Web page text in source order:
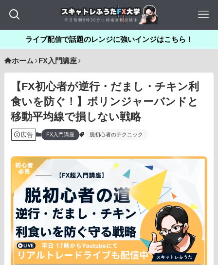
ライブ配信で話題のレンジに強いインジはこちら！
ホーム FX入門講座
【FX初心者が逆行・だまし・チキン利
食いを防ぐ！】ボリンジャーバンドと
移動平均線で損しない戦略
広告 FX入門講座 脱初心者のテクニック